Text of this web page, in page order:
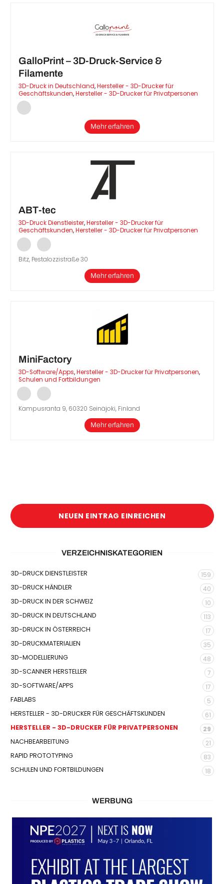
GalloPrint – 3D-Druck-Service &
Filamente
3D-Druck in Deutschland,Hersteller - 3D-Drucker für
Geschäftskunden,Hersteller - 3D-Drucker für Privatpersonen
Mehr erfahren
ABT-tec
3D-Druck Dienstleister,Hersteller - 3D-Drucker für
Geschäftskunden,Hersteller - 3D-Drucker für Privatpersonen
Bitz, Pestalozzistraße 30
Mehr erfahren
MiniFactory
3D-Software/Apps,Hersteller - 3D-Drucker für Privatpersonen,
Schulen und Fortbildungen
Kampusranta 9, 60320 Seinäjoki, Finland
Mehr erfahren
NEUEN EINTRAG EINREICHEN
VERZEICHNISKATEGORIEN
3D-DRUCK DIENSTLEISTER
159
3D-DRUCK HÄNDLER
40
3D-DRUCK IN DER SCHWEIZ
10
3D-DRUCK IN DEUTSCHLAND
113
3D-DRUCK IN ÖSTERREICH
17
3D-DRUCKMATERIALIEN
35
3D-MODELLIERUNG
48
3D-SCANNER HERSTELLER
7
3D-SOFTWARE/APPS
17
FABLABS
5
HERSTELLER - 3D-DRUCKER FÜR GESCHÄFTSKUNDEN
61
HERSTELLER - 3D-DRUCKER FÜR PRIVATPERSONEN
29
NACHBEARBEITUNG
21
RAPID PROTOTYPING
83
SCHULEN UND FORTBILDUNGEN
18
WERBUNG